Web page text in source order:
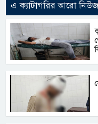
এ ক্যাটাগরির আরো নিউজ